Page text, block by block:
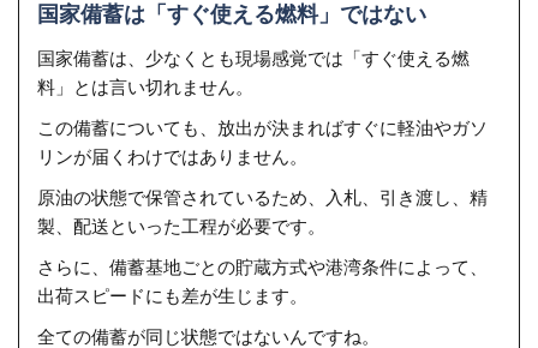
国家備蓄は「すぐ使える燃料」ではない
国家備蓄は、少なくとも現場感覚では「すぐ使える燃
料」とは言い切れません。
この備蓄についても、放出が決まればすぐに軽油やガソ
リンが届くわけではありません。
原油の状態で保管されているため、入札、引き渡し、精
製、配送といった工程が必要です。
さらに、備蓄基地ごとの貯蔵方式や港湾条件によって、
出荷スピードにも差が生じます。
全ての備蓄が同じ状態ではないんですね。